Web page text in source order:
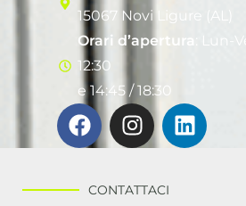
15067 Novi Ligure (AL)
Orari d’apertura : Lun-
12:30
e 14:45 / 18:30
CONTATTACI